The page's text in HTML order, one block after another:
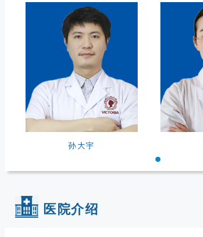
孙大宇
医院介绍